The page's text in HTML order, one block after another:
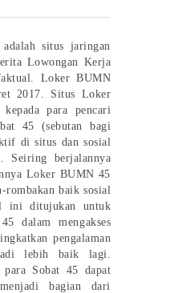
situs jaringan
Lowongan Kerja
Loker BUMN
2017. Situs Loker
para pencari
45 (sebutan bagi
di situs dan sosial
Seiring berjalannya
Loker BUMN 45
rombakan baik sosial
ini ditujukan untuk
dalam mengakses
pengalaman
lebih baik lagi.
para Sobat 45 dapat
bagian dari